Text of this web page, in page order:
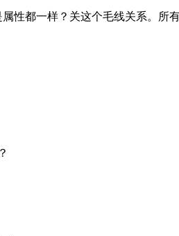
性都一样？关这个毛线关系。所